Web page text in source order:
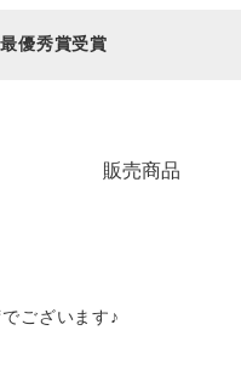
優秀賞受賞
販売商品
ございます♪